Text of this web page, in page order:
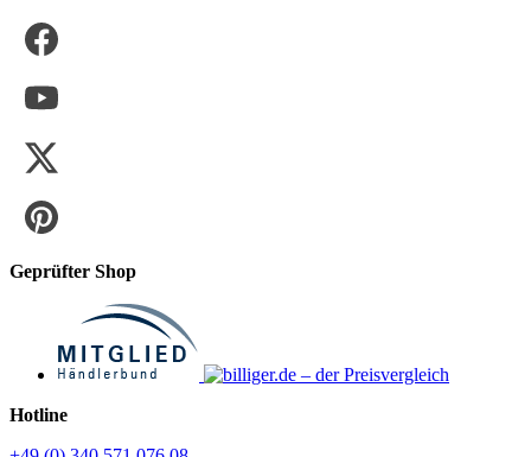
Geprüfter Shop
Hotline